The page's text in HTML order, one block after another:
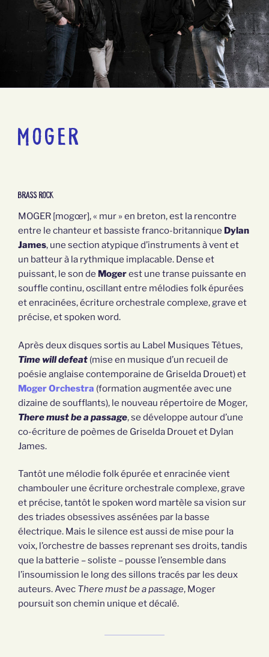
MOGER
brass rock
MOGER [mogœr], « mur » en breton, est la rencontre
entre le chanteur et bassiste franco-britannique Dylan
James, une section atypique d’instruments à vent et
un batteur à la rythmique implacable. Dense et
puissant, le son de Mogerest une transe puissante en
souffle continu, oscillant entre mélodies folk épurées
et enracinées, écriture orchestrale complexe, grave et
précise, et spoken word.
Après deux disques sortis au Label Musiques Têtues,
Time will defeat (mise en musique d’un recueil de
poésie anglaise contemporaine de Griselda Drouet) et
Moger Orchestra (formation augmentée avec une
dizaine de soufflants), le nouveau répertoire de Moger,
There must be a passage, se développe autour d’une
co-écriture de poèmes de Griselda Drouet et Dylan
James.
Tantôt une mélodie folk épurée et enracinée vient
chambouler une écriture orchestrale complexe, grave
et précise, tantôt le spoken word martèle sa vision sur
des triades obsessives assénées par la basse
électrique. Mais le silence est aussi de mise pour la
voix, l’orchestre de basses reprenant ses droits, tandis
que la batterie – soliste – pousse l’ensemble dans
l’insoumission le long des sillons tracés par les deux
auteurs. Avec There must be a passage, Moger
poursuit son chemin unique et décalé.